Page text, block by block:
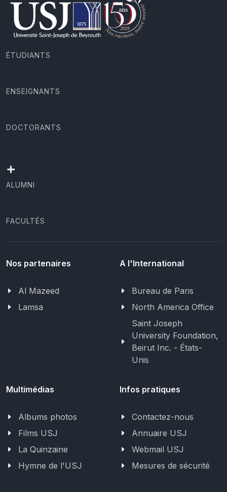
ÉTUDIANTS
ENSEIGNANTS
DOCTORANTS
+
ALUMNI
FACULTÉS
Nos partenaires
Al Mazeed
Lamsa
A l'International
Bureau de Paris
North America Office
Saint Joseph
University Foundation,
Beirut Inc. - États-
Unis
Multimédias
Albums photos
Films USJ
La Quinzaine
Hymne de l'USJ
Infos pratiques
Contactez-nous
Annuaire USJ
Webmail USJ
Mesures de sécurité